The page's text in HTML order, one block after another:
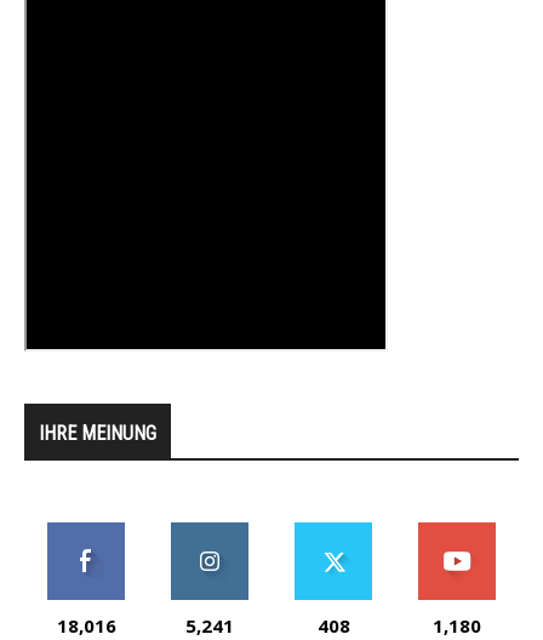
IHRE MEINUNG
18,016 5,241 408 1,180